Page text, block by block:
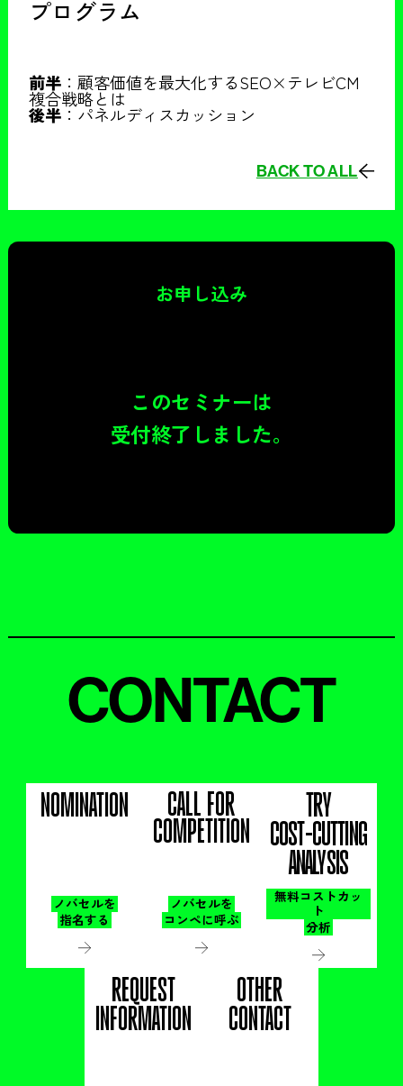
プログラム
前半：顧客価値を最大化するSEO×テレビCM
複合戦略とは
後半：パネルディスカッション
BACK TO ALL
お申し込み
このセミナーは
受付終了しました。
CONTACT
NOMINATION
ノバセルを
指名する
CALL FOR
COMPETITION
ノバセルを
コンペに呼ぶ
TRY
COST-CUTTING
ANALYSIS
無料コストカッ
ト
分析
REQUEST
INFORMATION
OTHER
CONTACT